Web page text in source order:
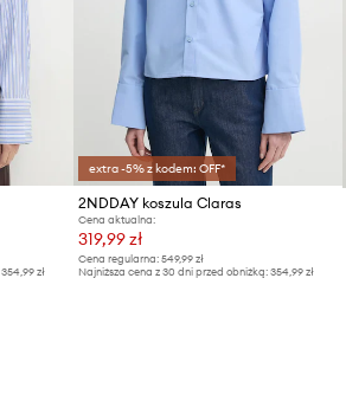
354,99 zł
extra -5% z kodem: OFF*
2NDDAY koszula Claras
Cena aktualna:
319,99 zł
Cena regularna:549,99 zł
Najniższa cena z 30 dni przed obniżką:354,99 zł